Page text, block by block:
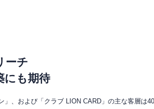
ーチ
にも期待
」、および「クラブ LION CARD」の主な客層は